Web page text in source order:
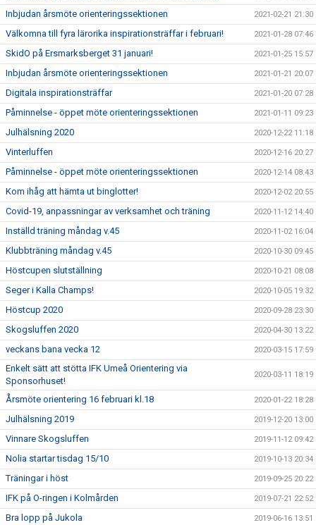
Inbjudan årsmöte orienteringssektionen 2021-02-21 21:30
Välkomna till fyra lärorika inspirationsträffar i februari! 2021-01-28 07:46
SkidO på Ersmarksberget 31 januari! 2021-01-25 15:57
Inbjudan årsmöte orienteringssektionen 2021-01-21 20:07
Digitala inspirationsträffar 2021-01-20 07:28
Påminnelse - öppet möte orienteringssektionen 2021-01-11 09:23
Julhälsning 2020 2020-12-22 11:18
Vinterluffen 2020-12-16 20:27
Påminnelse - öppet möte orienteringssektionen 2020-12-14 08:43
Kom ihåg att hämta ut binglotter! 2020-12-02 20:55
Covid-19, anpassningar av verksamhet och träning 2020-11-12 14:40
Inställd träning måndag v.45 2020-11-02 16:04
Klubbträning måndag v.45 2020-10-30 09:45
Höstcupen slutställning 2020-10-21 08:08
Seger i Kalla Champs! 2020-10-05 19:32
Höstcup 2020 2020-09-28 23:30
Skogsluffen 2020 2020-04-30 13:22
veckans bana vecka 12 2020-03-15 17:59
Enkelt sätt att stötta IFK Umeå Orientering via
Sponsorhuset!
2020-03-11 18:19
Årsmöte orientering 16 februari kl.18 2020-01-22 18:28
Julhälsning 2019 2019-12-20 13:00
Vinnare Skogsluffen 2019-11-12 09:42
Nolia startar tisdag 15/10 2019-10-13 20:34
Träningar i höst 2019-09-25 20:22
IFK på O-ringen i Kolmården 2019-07-21 22:52
Bra lopp på Jukola 2019-06-16 13:51